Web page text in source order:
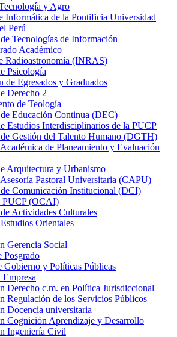
y Agro
Informática de la Pontificia Universidad
Perú
Tecnologías de Información
Académico
Radioastronomía (INRAS)
Psicología
de Egresados y Graduados
Derecho 2
de Teología
Educación Continua (DEC)
Estudios Interdisciplinarios de la PUCP
Gestión del Talento Humano (DGTH)
de Planeamiento y Evaluación
Arquitectura y Urbanismo
Pastoral Universitaria (CAPU)
Comunicación Institucional (DCI)
PUCP (OCAI)
Actividades Culturales
Orientales
Gerencia Social
Posgrado
Gobierno y Políticas Públicas
Derecho c.m. en Política Jurisdiccional
Regulación de los Servicios Públicos
Docencia universitaria
Cognición Aprendizaje y Desarrollo
Ingeniería Civil